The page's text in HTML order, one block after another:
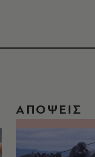
ΑΠΟΨΕΙΣ